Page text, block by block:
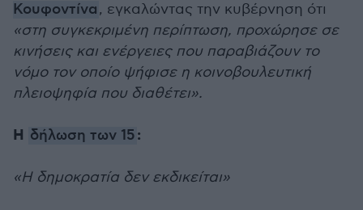
Κουφοντίνα, εγκαλώντας την κυβέρνηση ότι
«στη συγκεκριμένη περίπτωση, προχώρησε σε
κινήσεις και ενέργειες που παραβιάζουν το
νόμο τον οποίο ψήφισε η κοινοβουλευτική
πλειοψηφία που διαθέτει».
Η δήλωση των 15:
«Η δημοκρατία δεν εκδικείται»